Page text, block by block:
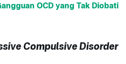
OCD yang Tak Diobati
Compulsive Disorder